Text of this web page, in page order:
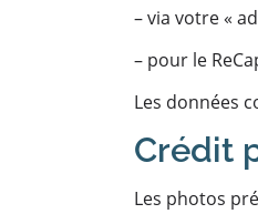
– via votre «
– pour le
Les données
Crédit
Les photos